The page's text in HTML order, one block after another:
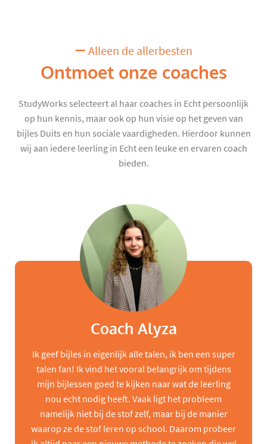
Alleen de allerbesten
Ontmoet onze coaches
StudyWorks selecteert al haar coaches in Echt persoonlijk
op hun kennis, maar ook op hun visie op het geven van
bijles Duits en hun sociale vaardigheden. Hierdoor kunnen
wij aan iedere leerling in Echt een leuke en ervaren coach
bieden.
Coach Alyza
Ik geef bijles in eigenlijk alle talen, ik ben een super
talen fan! Ik vind het vooral belangrijk om tijdens
mijn bijlessen goed te kijken naar wat de leerling
nou echt nodig heeft. Vaak ligt het probleem
namelijk niet bij de stof zelf, maar bij de manier
waarop ze de stof leren op school. Daarom probeer